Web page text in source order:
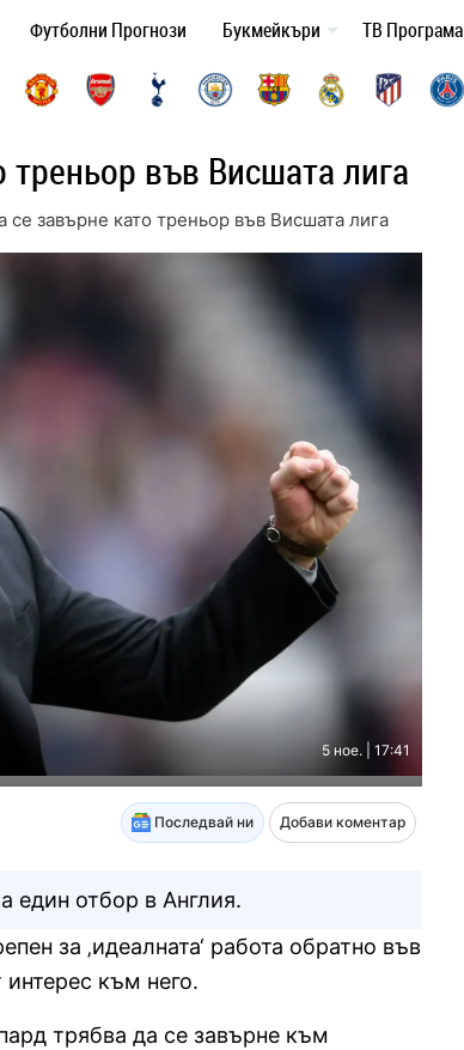
Футболни Прогнози Букмейкъри ТВ Програма
във Висшата лига
завърне като треньор във Висшата лига
5 ное. | 17:41
Последвай ни Добави коментар
един отбор в Англия.
за ‚идеалната‘ работа обратно във
интерес към него.
трябва да се завърне към